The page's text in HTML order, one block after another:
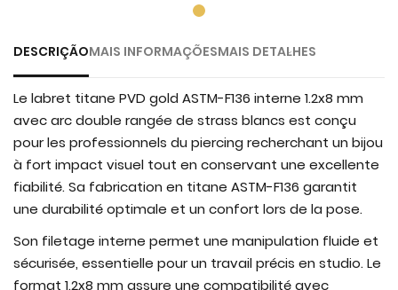
DESCRIÇÃOMAIS INFORMAÇÕESMAIS DETALHES
Le labret titane PVD gold ASTM-F136 interne 1.2x8 mm
avec arc double rangée de strass blancs est conçu
pour les professionnels du piercing recherchant un bijou
à fort impact visuel tout en conservant une excellente
fiabilité. Sa fabrication en titane ASTM-F136 garantit
une durabilité optimale et un confort lors de la pose.
Son filetage interne permet une manipulation fluide et
sécurisée, essentielle pour un travail précis en studio. Le
format 1.2x8 mm assure une compatibilité avec